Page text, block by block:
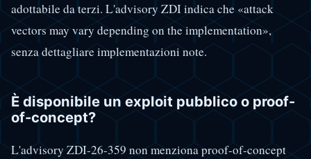
adottabile da terzi. L'advisory ZDI indica che «attack
vectors may vary depending on the implementation»,
senza dettagliare implementazioni note.
È disponibile un exploit pubblico o proof-
of-concept?
L'advisory ZDI-26-359 non menziona proof-of-concept